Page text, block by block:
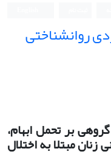
روانشناختی
بر تحمل ابهام،
مبتلا به اختلال